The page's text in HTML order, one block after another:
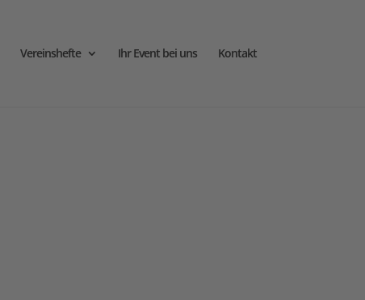
Vereinshefte Ihr Event bei uns Kontakt